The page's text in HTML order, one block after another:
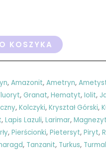
KOSZYKA
, Amazonit, Ametryn,
, Granat, Hematyt, Iolit,
, Kolczyki, Kryształ Górski,
, Lapis Lazuli, Larimar, Magnezyt
, Pierścionki, Pietersyt, Piryt,
, Tanzanit, Turkus,